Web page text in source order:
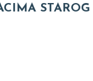
STAROG